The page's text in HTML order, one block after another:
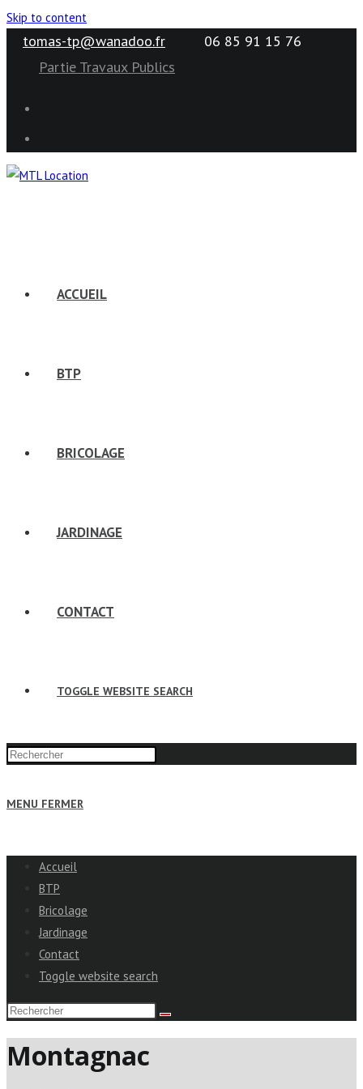
Skip to content
tomas-tp@wanadoo.fr
06 85 91 15 76
Partie Travaux Publics
ACCUEIL
BTP
BRICOLAGE
JARDINAGE
CONTACT
TOGGLE WEBSITE SEARCH
MENU FERMER
Accueil
BTP
Bricolage
Jardinage
Contact
Toggle website search
Montagnac